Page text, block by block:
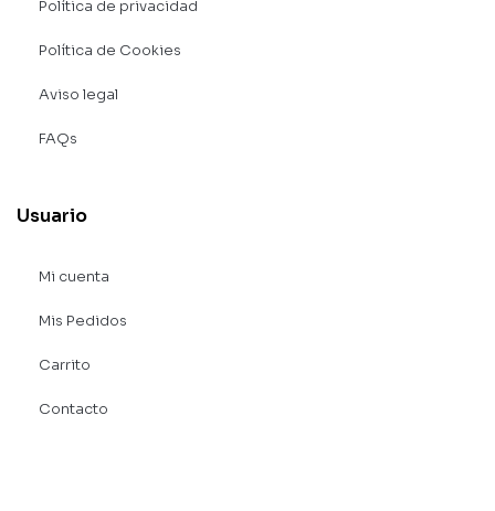
Política de privacidad
Política de Cookies
Aviso legal
FAQs
Usuario
Mi cuenta
Mis Pedidos
Carrito
Contacto